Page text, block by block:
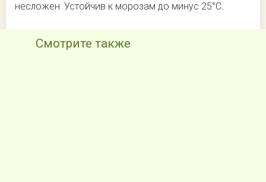
несложен. Устойчив к морозам до минус 25°С.
Смотрите также